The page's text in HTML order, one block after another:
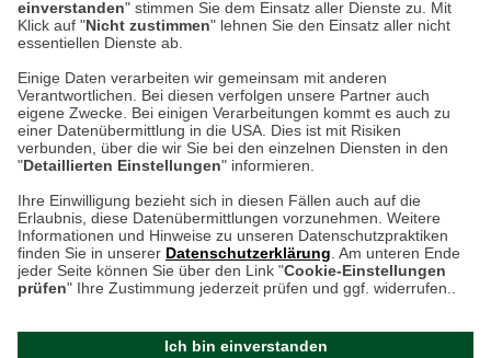
einverstanden" stimmen Sie dem Einsatz aller Dienste zu. Mit
Klick auf "Nicht zustimmen" lehnen Sie den Einsatz aller nicht
essentiellen Dienste ab.
Einige Daten verarbeiten wir gemeinsam mit anderen
Verantwortlichen. Bei diesen verfolgen unsere Partner auch
eigene Zwecke. Bei einigen Verarbeitungen kommt es auch zu
einer Datenübermittlung in die USA. Dies ist mit Risiken
verbunden, über die wir Sie bei den einzelnen Diensten in den
"Detaillierten Einstellungen" informieren.
Ihre Einwilligung bezieht sich in diesen Fällen auch auf die
Erlaubnis, diese Datenübermittlungen vorzunehmen. Weitere
Informationen und Hinweise zu unseren Datenschutzpraktiken
finden Sie in unserer Datenschutzerklärung . Am unteren Ende
jeder Seite können Sie über den Link "Cookie-Einstellungen
prüfen" Ihre Zustimmung jederzeit prüfen und ggf. widerrufen..
Ich bin einverstanden
Hier finden Sie uns im Netz
Kontakt
Umwelt und Entsorgung
Zur Echtheit von Bewertungen
Hinweisgeber-Schutzgesetz
Barrierefreiheit unserer Website
am 09.08.2026 um 16:17
Cookie-Einstellungen in Ihrem Browser
ACHTUNG!
Ihr Browser speichert aktuell keine Cookies!
Leider können Sie in diesem Fall unseren Online-Shop